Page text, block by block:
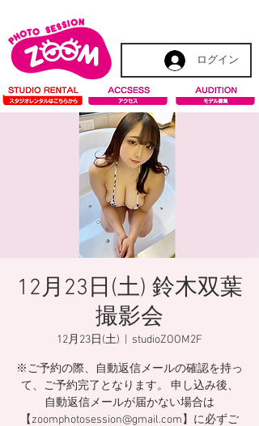
ログイン
12月23日(土) 鈴木双葉
撮影会
12月23日(土) studioZOOM2F
※ご予約の際、自動返信メールの確認を持っ
て、ご予約完了となります。 申し込み後、
自動返信メールが届かない場合は
【zoomphotosession@gmail.com】に必ずご